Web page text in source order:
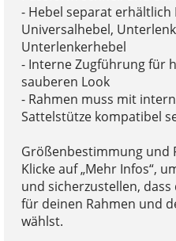
- Hebel separat
Universalhebel,
Unterlenkerhebel
- Interne Zugführung für
sauberen Look
- Rahmen muss mit
Sattelstütze kompatibel
Größenbestimmung und
Klicke auf „Mehr Infos“,
und sicherzustellen,
für deinen Rahmen und
wählst.